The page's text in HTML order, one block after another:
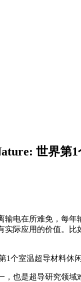
世界第
输电在所难免，每
际应用的价值。
也是超导研究领